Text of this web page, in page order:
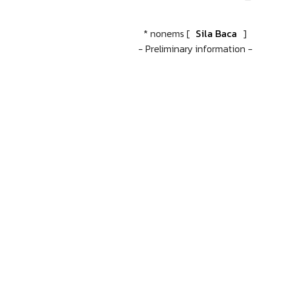
* nonems [ Sila Baca ]
- Preliminary information -